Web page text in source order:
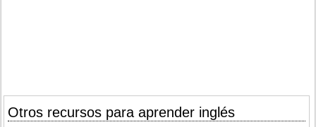
Otros recursos para aprender inglés